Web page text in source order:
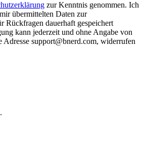
zur Kenntnis genommen. Ich
übermittelten Daten zur
Rückfragen dauerhaft gespeichert
kann jederzeit und ohne Angabe von
Adresse support@bnerd.com, widerrufen